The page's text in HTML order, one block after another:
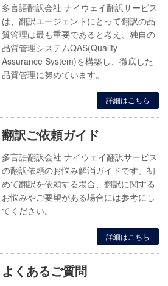
多言語翻訳会社 ナイウェイ翻訳サービス
は、翻訳エージェントにとって翻訳の品
質管理は最も重要であると考え、独自の
品質管理システムQAS(Quality
Assurance System)を構築し、徹底した
品質管理に努めています。
詳細はこちら
翻訳ご依頼ガイド
多言語翻訳会社 ナイウェイ翻訳サービス
の翻訳依頼のお悩み解消ガイドです。初
めて翻訳を依頼する場合、翻訳に関する
お悩みやご要望がある場合には参考にし
てください。
詳細はこちら
よくあるご質問